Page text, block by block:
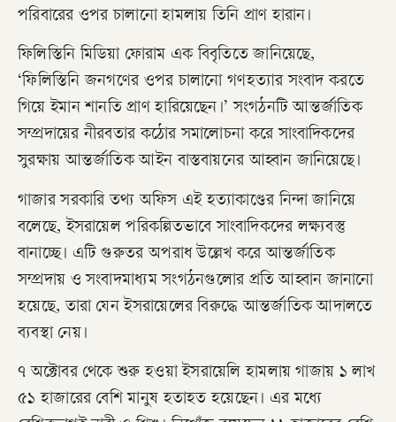
পরিবারের ওপর চালানো হামলায় তিনি প্রাণ হারান।
ফিলিস্তিনি মিডিয়া ফোরাম এক বিবৃতিতে জানিয়েছে,
‘ফিলিস্তিনি জনগণের ওপর চালানো গণহত্যার সংবাদ করতে
গিয়ে ইমান শানতি প্রাণ হারিয়েছেন।’ সংগঠনটি আন্তর্জাতিক
সম্প্রদায়ের নীরবতার কঠোর সমালোচনা করে সাংবাদিকদের
সুরক্ষায় আন্তর্জাতিক আইন বাস্তবায়নের আহ্বান জানিয়েছে।
গাজার সরকারি তথ্য অফিস এই হত্যাকাণ্ডের নিন্দা জানিয়ে
বলেছে, ইসরায়েল পরিকল্পিতভাবে সাংবাদিকদের লক্ষ্যবস্তু
বানাচ্ছে। এটি গুরুতর অপরাধ উল্লেখ করে আন্তর্জাতিক
সম্প্রদায় ও সংবাদমাধ্যম সংগঠনগুলোর প্রতি আহ্বান জানানো
হয়েছে, তারা যেন ইসরায়েলের বিরুদ্ধে আন্তর্জাতিক আদালতে
ব্যবস্থা নেয়।
৭ অক্টোবর থেকে শুরু হওয়া ইসরায়েলি হামলায় গাজায় ১ লাখ
৫১ হাজারের বেশি মানুষ হতাহত হয়েছেন। এর মধ্যে